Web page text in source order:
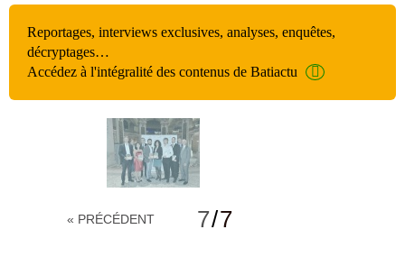
Reportages, interviews exclusives, analyses, enquêtes,
décryptages…
Accédez à l'intégralité des contenus de Batiactu
« PRÉCÉDENT 7/7